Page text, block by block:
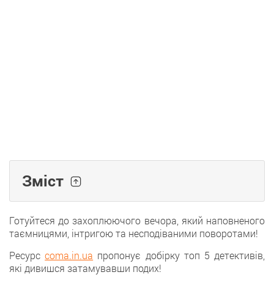
Зміст
Готуйтеся до захоплюючого вечора, який наповненого
таємницями, інтригою та несподіваними поворотами!
Ресурсcoma.in.ua пропонує добірку топ 5 детективів,
які дивишся затамувавши подих!